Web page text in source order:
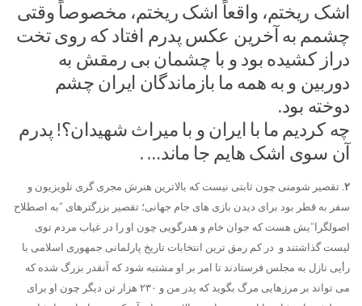
اشک ریختم، واقعاً اشک ریختم، مخصوصاً وقتی
چشمم به آخرین عکس پدرم افتاد که روی تخت
دراز کشیده بود و با چشمان بی رمقش به
دوربین و به همه ما بازماندگان ایران چشم
دوخته بود.
چه کردیم ما با ایران و با میراث شهیدان؟! پدرم
آن سوی اشک هایم جا ماند… .
۲. تقصیر شومنی چون ثابتی نیست که بالاترین هنرش مجری گری تلویزیون و
سفر به قطر بود برای دیدن بازی های جام جهانی؛ تقصیر بزرگترهای “به اصطلاح
اصولگرا”یش هست که جوان خام و هدرگویی چون او را در غیاب مردم توی
لیست گذاشتند و در کم رمق ترین انتخابات تاریخ پارلمانی جمهوری اسلامی با
رأیی نازل به مجلس فرستادند تا امر بر او مشتبه شود که آنقدر بزرگ شده که
می تواند بر مرزهایی مرگ بگوید که پدر من و ۲۳۰ هزار تن دیگر چون او برای